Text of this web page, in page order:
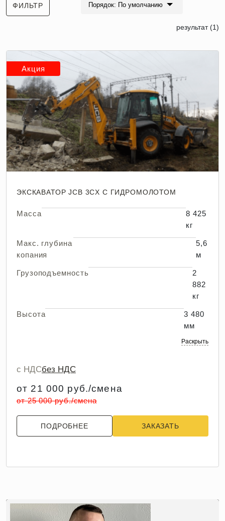
ФИЛЬТР Порядок: По умолчанию
результат (1)
Акция
ЭКСКАВАТОР JCB 3CX С ГИДРОМОЛОТОМ
Масса
8 425
кг
Макс. глубина
копания
5,6
м
Грузоподъемность
2
882
кг
Высота
3 480
мм
Раскрыть
с НДСбез НДС
от 21 000 руб./смена
от 25 000 руб./смена
ПОДРОБНЕЕ ЗАКАЗАТЬ